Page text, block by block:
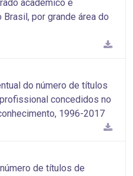
acadêmico e
por grande área do
do número de títulos
concedidos no
1996-2017
de títulos de